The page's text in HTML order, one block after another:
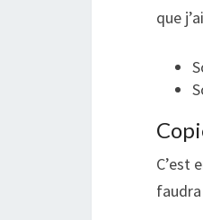
que
C’est